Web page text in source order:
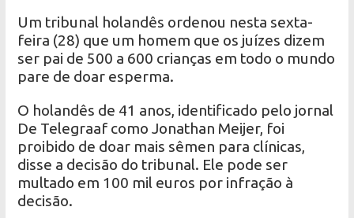
Um tribunal holandês ordenou nesta sexta-
feira (28) que um homem que os juízes dizem
ser pai de 500 a 600 crianças em todo o mundo
pare de doar esperma.
O holandês de 41 anos, identificado pelo jornal
De Telegraaf como Jonathan Meijer, foi
proibido de doar mais sêmen para clínicas,
disse a decisão do tribunal. Ele pode ser
multado em 100 mil euros por infração à
decisão.